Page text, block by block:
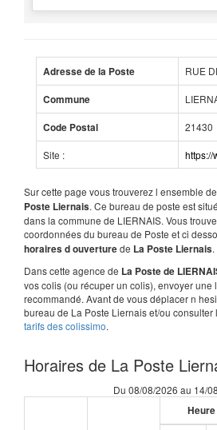
Adresse de la Poste RUE
Commune
Code Postal 21430
Site : https://
Sur cette page vous trouverez l ensemble
Poste Liernais. Ce bureau de poste est
dans la commune de LIERNAIS. Vous
coordonnées du bureau de Poste et ci
horaires d ouverturede La Poste Liernais.
Dans cette agence de La Poste de
vos colis (ou récuper un colis), envoyer une
recommandé. Avant de vous déplacer n
bureau de La Poste Liernais et/ou consulter
tarifs des colissimo.
Horaires de La Poste
Du 08/08/2026 au 14/